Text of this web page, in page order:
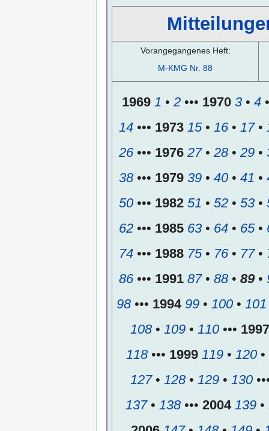
Vorangegangenes Heft:
M-KMG Nr. 88
1969 1 • 2••• 1970 3• 4
14••• 1973 15• 16• 17•
26••• 1976 27• 28• 29•
38••• 1979 39• 40• 41 •
50••• 1982 51 • 52• 53•
62••• 1985 63• 64• 65•
74••• 1988 75• 76• 77•
86••• 1991 87• 88• 89•
98••• 1994 99• 100• 101
108• 109• 110••• 1997
118••• 1999 119• 120•
127• 128• 129• 130
137• 138••• 2004 139•